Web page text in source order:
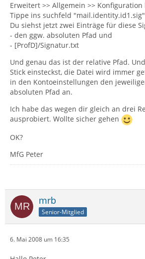
Erweitert >> Allgemein >>
Tippe ins suchfeld
Du siehst jetzt zwei Einträge für diese
- den ggw. absoluten Pfad und
- [ProfD]/Signatur.txt
Und genau das ist der relative Pfad.
Stick einsteckst, die Datei wird immer
in den Kontoeinstellungen den
absoluten Pfad an.
Ich habe das wegen dir gleich an drei
ausprobiert. Wollte sicher gehen
OK?
MfG Peter
mrb
Senior-Mitglied
6. Mai 2008 um 16:35